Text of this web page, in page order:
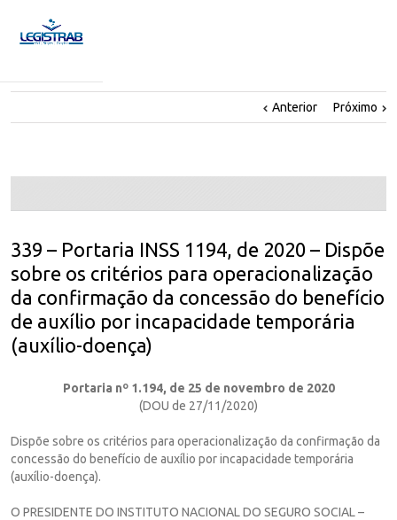
Anterior Próximo
339 – Portaria INSS 1194, de 2020 – Dispõe
sobre os critérios para operacionalização
da confirmação da concessão do benefício
de auxílio por incapacidade temporária
(auxílio-doença)
Portaria nº 1.194, de 25 de novembro de 2020
(DOU de 27/11/2020)
Dispõe sobre os critérios para operacionalização da confirmação da
concessão do benefício de auxílio por incapacidade temporária
(auxílio-doença).
O PRESIDENTE DO INSTITUTO NACIONAL DO SEGURO SOCIAL –